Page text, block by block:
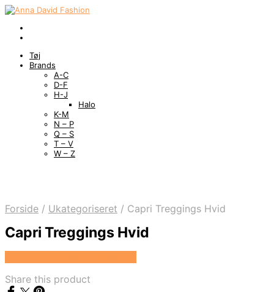
Tøj
Brands
A-C
D-F
H-J
Halo
K-M
N – P
Q – S
T – V
W – Z
Forside / Ukategoriseret / Capri Treggings Hvid
Capri Treggings Hvid
Share this product